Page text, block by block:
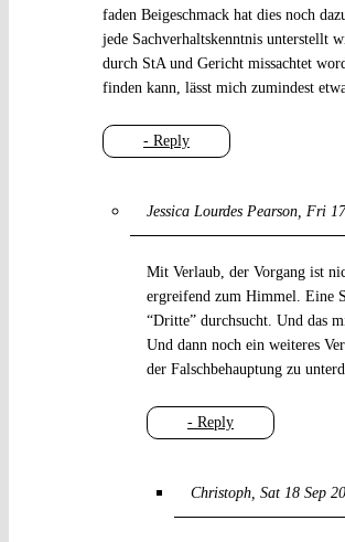
- Reply
faden Beigeschmack hat dies noch
jede Sachverhaltskenntnis unterstellt
durch StA und Gericht missachtet
finden kann, lässt mich zumindest
Jessica Lourdes Pearson Fri
- Reply
Mit Verlaub, der Vorgang ist
ergreifend zum Himmel. Eine
“Dritte” durchsucht. Und das
Und dann noch ein weiteres
der Falschbehauptung zu
Christoph Sat 18 Sep